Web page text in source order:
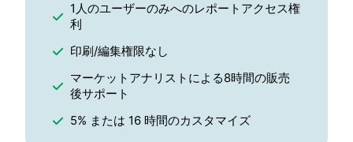
1人のユーザーのみへのレポートアクセス権
利
印刷/編集権限なし
マーケットアナリストによる8時間の販売
後サポート
5% または 16 時間のカスタマイズ